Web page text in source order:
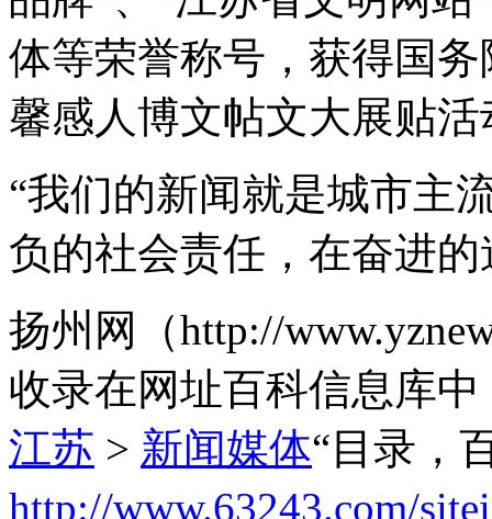
体等荣誉称号，获得国
馨感人博文帖文大展贴
“我们的新闻就是城市主
负的社会责任，在奋进
扬州网（http://
收录在网址百科信息库
江苏 > 新闻媒体“目录，
http://www.63243.com/